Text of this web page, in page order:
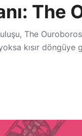
The
The
kısır döngüye